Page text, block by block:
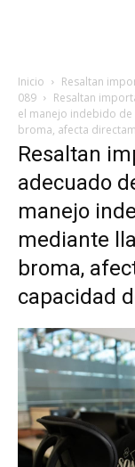
Inicio
Resaltan
089
Resaltan
el manejo indebido
broma, afecta
Resaltan
adecuado
manejo
mediante
broma,
capacidad